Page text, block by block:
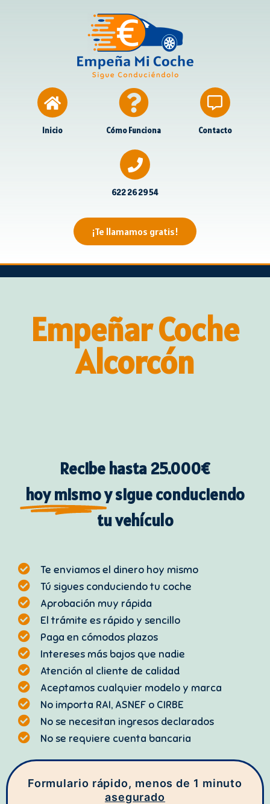
Inicio Cómo Funciona Contacto
622 26 29 54
¡Te llamamos gratis!
Empeñar Coche
Alcorcón
Recibe hasta 25.000€
hoy mismoy sigue conduciendo
tu vehículo
Te enviamos el dinero hoy mismo
Tú sigues conduciendo tu coche
Aprobación muy rápida
El trámite es rápido y sencillo
Paga en cómodos plazos
Intereses más bajos que nadie
Atención al cliente de calidad
Aceptamos cualquier modelo y marca
No importa RAI, ASNEF o CIRBE
No se necesitan ingresos declarados
No se requiere cuenta bancaria
Formulario rápido, menos de 1 minuto
asegurado